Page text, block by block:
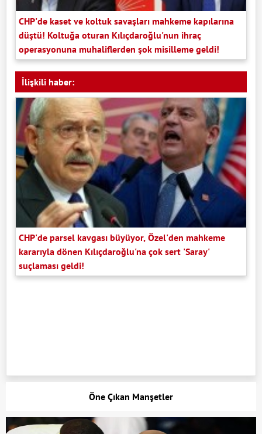
CHP'de kaset ve koltuk savaşları mahkeme kapılarına
düştü! Koltuğa oturan Kılıçdaroğlu'nun ihraç
operasyonuna muhaliflerden şok misilleme geldi!
İlişkili haber:
CHP'de parsel kavgası büyüyor, Özel'den mahkeme
kararıyla dönen Kılıçdaroğlu'na çok sert 'Saray'
suçlaması geldi!
Öne Çıkan Manşetler